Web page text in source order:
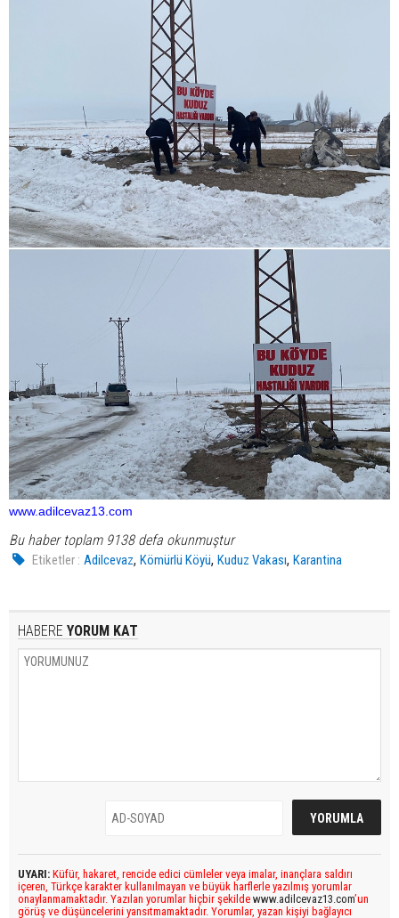
www.adilcevaz13.com
Bu haber toplam 9138 defa okunmuştur
Etiketler : Adilcevaz,Kömürlü Köyü,Kuduz Vakası,Karantina
HABERE YORUM KAT
UYARI: Küfür, hakaret, rencide edici cümleler veya imalar, inançlara saldırı
içeren, Türkçe karakter kullanılmayan ve büyük harflerle yazılmış yorumlar
onaylanmamaktadır. Yazılan yorumlar hiçbir şekilde www.adilcevaz13.com’un
görüş ve düşüncelerini yansıtmamaktadır. Yorumlar, yazan kişiyi bağlayıcı